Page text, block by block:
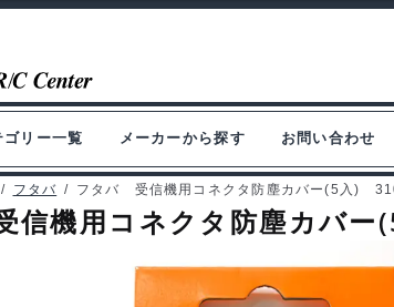
ゴリー一覧 メーカーから探す お問い合わせ
/ フタバ / フタバ 受信機用コネクタ防塵カバー(5入)
信機用コネクタ防塵カバ